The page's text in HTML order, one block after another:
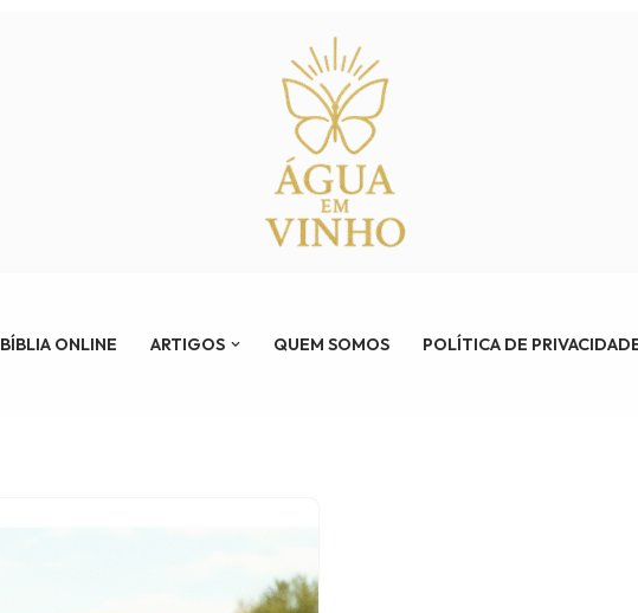
BÍBLIA ONLINE ARTIGOS QUEM SOMOS POLÍTICA DE